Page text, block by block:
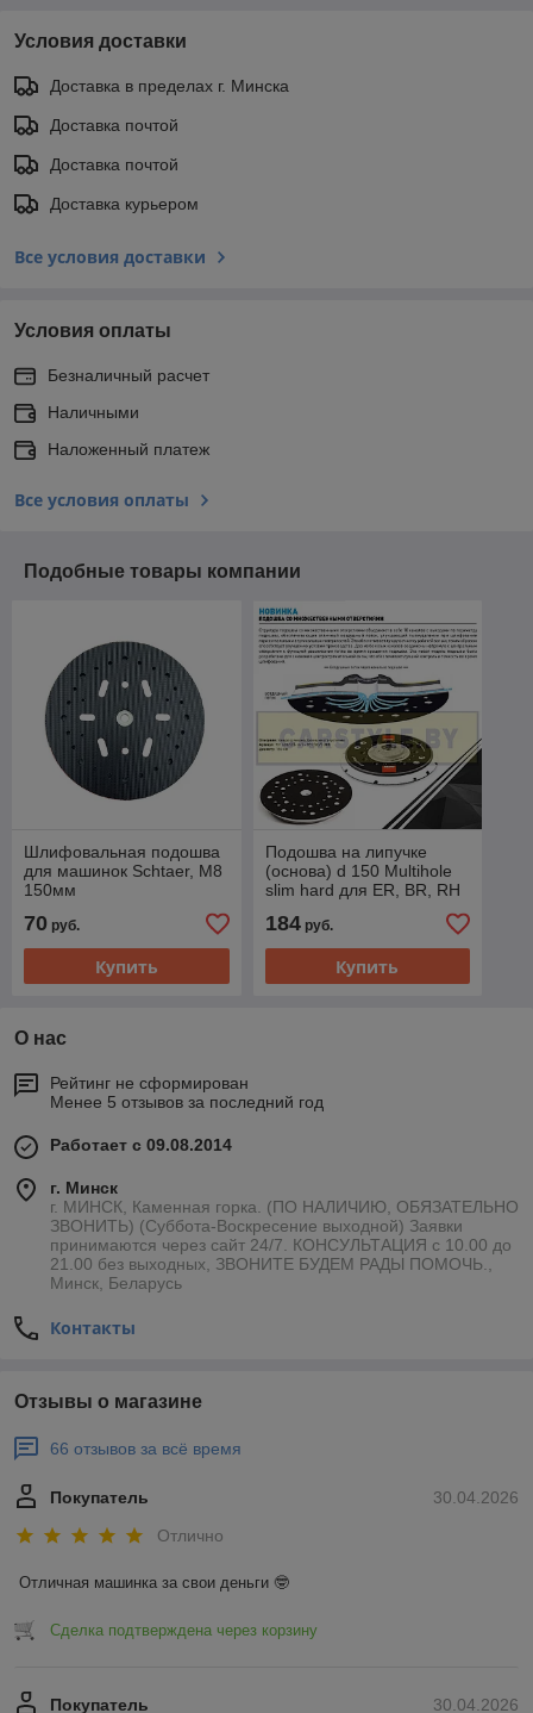
Условия доставки
Доставка в пределах г. Минска
Доставка почтой
Доставка почтой
Доставка курьером
Все условия доставки
Условия оплаты
Безналичный расчет
Наличными
Наложенный платеж
Все условия оплаты
Подобные товары компании
Шлифовальная подошва
для машинок Schtaer, M8
150мм
70 руб.
Купить
Подошва на липучке
(основа) d 150 Multihole
slim hard для ER, BR, RH
184руб.
Купить
О нас
Рейтинг не сформирован
Менее 5 отзывов за последний год
Работает с 09.08.2014
г. Минск
г. МИНСК, Каменная горка. (ПО НАЛИЧИЮ, ОБЯЗАТЕЛЬНО
ЗВОНИТЬ) (Суббота-Воскресение выходной) Заявки
принимаются через сайт 24/7. КОНСУЛЬТАЦИЯ с 10.00 до
21.00 без выходных, ЗВОНИТЕ БУДЕМ РАДЫ ПОМОЧЬ.,
Минск, Беларусь
Контакты
Отзывы о магазине
66 отзывов за всё время
30.04.2026
Покупатель
Отлично
Отличная машинка за свои деньги 🤓
Сделка подтверждена через корзину
30.04.2026
Покупатель